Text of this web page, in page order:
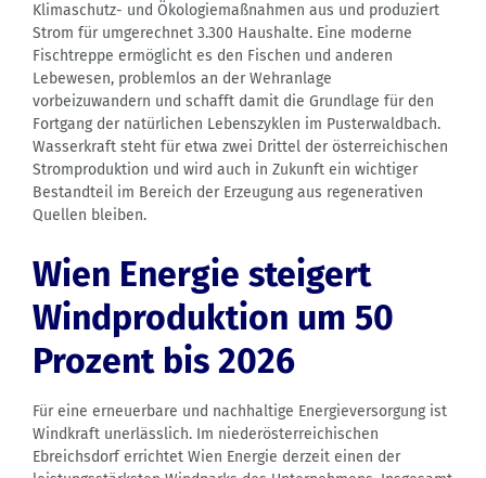
Klimaschutz- und Ökologiemaßnahmen aus und produziert
Strom für umgerechnet 3.300 Haushalte. Eine moderne
Fischtreppe ermöglicht es den Fischen und anderen
Lebewesen, problemlos an der Wehranlage
vorbeizuwandern und schafft damit die Grundlage für den
Fortgang der natürlichen Lebenszyklen im Pusterwaldbach.
Wasserkraft steht für etwa zwei Drittel der österreichischen
Stromproduktion und wird auch in Zukunft ein wichtiger
Bestandteil im Bereich der Erzeugung aus regenerativen
Quellen bleiben.
Wien Energie steigert
Windproduktion um 50
Prozent bis 2026
Für eine erneuerbare und nachhaltige Energieversorgung ist
Windkraft unerlässlich. Im niederösterreichischen
Ebreichsdorf errichtet Wien Energie derzeit einen der